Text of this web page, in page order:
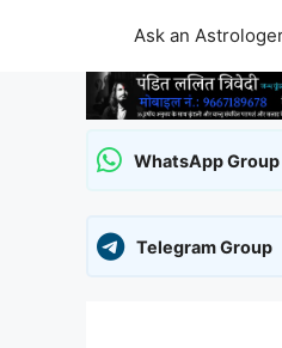
Ask an
WhatsApp Group
Telegram Group